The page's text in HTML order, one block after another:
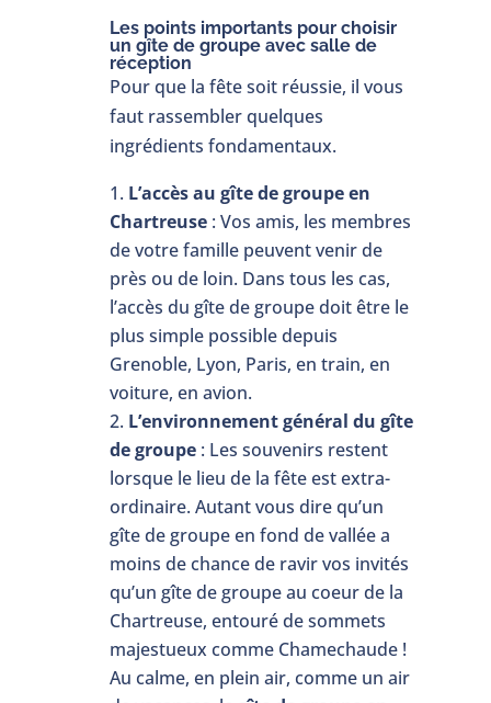
Les points importants pour choisir
un gîte de groupe avec salle de
réception
Pour que la fête soit réussie, il vous
faut rassembler quelques
ingrédients fondamentaux.
L’accès au gîte de groupe en
Chartreuse: Vos amis, les membres
de votre famille peuvent venir de
près ou de loin. Dans tous les cas,
l’accès du gîte de groupe doit être le
plus simple possible depuis
Grenoble, Lyon, Paris, en train, en
voiture, en avion.
L’environnement général du gîte
de groupe: Les souvenirs restent
lorsque le lieu de la fête est extra-
ordinaire. Autant vous dire qu’un
gîte de groupe en fond de vallée a
moins de chance de ravir vos invités
qu’un gîte de groupe au coeur de la
Chartreuse, entouré de sommets
majestueux comme Chamechaude !
Au calme, en plein air, comme un air